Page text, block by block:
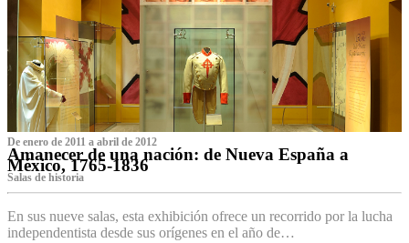
De enero de 2011 a abril de 2012
Amanecer de una nación: de Nueva España a
México, 1765-1836
Salas de historia
En sus nueve salas, esta exhibición ofrece un recorrido por la lucha
independentista desde sus orígenes en el año de…